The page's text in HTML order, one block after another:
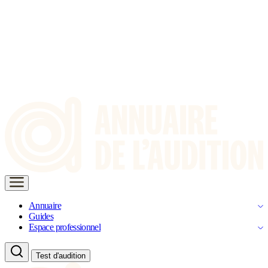
Annuaire
Guides
Espace professionnel
Test d'audition